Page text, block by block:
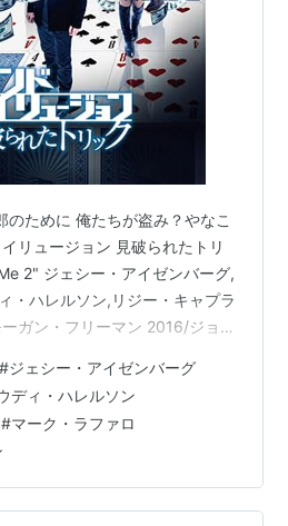
のために 俺たちが盗み？やなこ
リュージョン 見破られたトリ
2" ジェシー・アイゼンバーグ,
・ハレルソン,リジー・キャプラ
ガン・フリーマン 2016/ジョ
女性メンバーはヘンリーが抜け
前回の おさらいは
zuzz.hatenablog.com グラ
Eisenb…
#ジェシー・アイゼンバーグ
ディ・ハレルソン
#マーク・ラファロ